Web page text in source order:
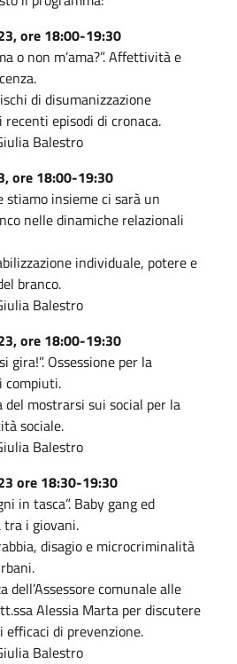
ore 18:00-19:30
o non m’ama?”. Affettività e
di disumanizzazione
recenti episodi di cronaca.
Balestro
ore 18:00-19:30
stiamo insieme ci sarà un
nelle dinamiche relazionali
individuale, potere e
branco.
Balestro
ore 18:00-19:30
gira!”. Ossessione per la
compiuti.
del mostrarsi sui social per la
sociale.
Balestro
ore 18:30-19:30
in tasca”. Baby gang ed
tra i giovani.
disagio e microcriminalità
dell’Assessore comunale alle
Alessia Marta per discutere
di prevenzione.
Balestro